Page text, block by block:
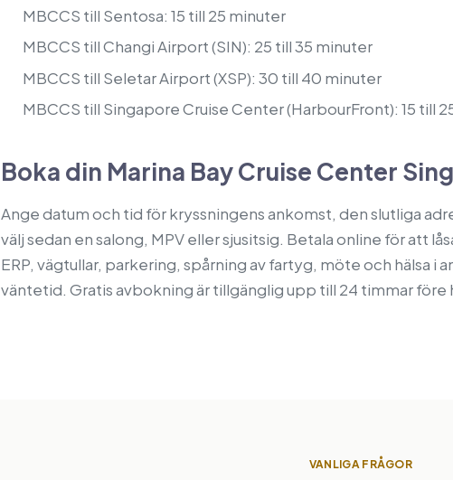
MBCCS till Sentosa: 15 till 25 minuter
MBCCS till Changi Airport (SIN): 25 till 35 minuter
MBCCS till Seletar Airport (XSP): 30 till 40 minuter
MBCCS till Singapore Cruise Center (HarbourFront): 15 till
Boka din Marina Bay Cruise Center
Ange datum och tid för kryssningens ankomst, den slutliga
välj sedan en salong, MPV eller sjusitsig. Betala online för att
ERP, vägtullar, parkering, spårning av fartyg, möte och hälsa i
väntetid. Gratis avbokning är tillgänglig upp till 24 timmar före
VANLIGA FRÅGOR